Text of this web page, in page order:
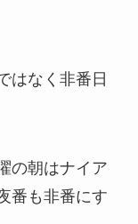
はなく非番日
の朝はナイア
番も非番にす